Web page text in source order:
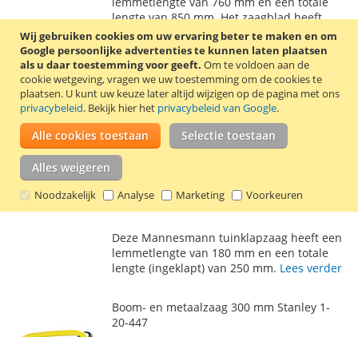
Wij gebruiken cookies om uw ervaring beter te maken en om
Google persoonlijke advertenties te kunnen laten plaatsen
als u daar toestemming voor geeft. Om te voldoen aan de
cookie wetgeving, vragen we uw toestemming om de cookies te
plaatsen. U kunt uw keuze later altijd wijzigen op de pagina met ons
privacybeleid. Bekijk hier het privacybeleid van Google.
Alle cookies toestaan Selectie toestaan
Alles weigeren
Noodzakelijk Analyse Marketing Voorkeuren
VERLANGLIJST
VERGELIJKEN
lengte van 850 mm. Het zaagblad heeft
Amerikaanse vertandingen, die geschikt
zijn voor groen en nat hout.Lees verder
Tuinklapzaag - Takkenzaag 180 mm
Mannesmann 30110
€ 10,85
Incl. 21% BTW, excl.verzendkosten
VOEG
AAN
VERLANGLIJST
TOEVOEGEN
TE
VERGELIJKEN
Deze Mannesmann tuinklapzaag heeft een
lemmetlengte van 180 mm en een totale
lengte (ingeklapt) van 250 mm. Lees verder
Boom- en metaalzaag 300 mm Stanley 1-
20-447